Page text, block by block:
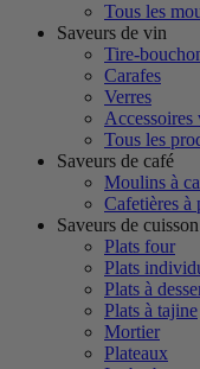
Tous les
Saveurs de vin
Tire-
Carafes
Verres
Accessoires
Tous les
Saveurs de café
Moulins à
Cafetières à
Saveurs de cuisson
Plats four
Plats
Plats à
Plats à tajine
Mortier
Plateaux